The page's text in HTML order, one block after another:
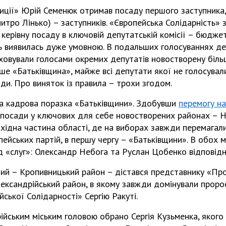
Юрій Семенюк отримав посаду першого
Лінько) – заступників. «Європейська Солідарність»
посаду в ключовій депутатській комісії –
виявилась дуже умовною. В подальших голосуваннях
голосами окремих депутатів новостворену
«Батьківщина», майже всі депутати якої не
Про виняток із правила – трохи згодом.
поразка «Батьківщини». Здобувши перемогу
у ключових для себе новостворених районах –
частина області, де на виборах завжди
партій, в першу чергу – «Батьківщини». В обох
«слуг»: Олександр Небога та Руслан Цобенко
– Кропивницький район – дістався представнику
район, в якому завжди домінували
Солідарності» Сергію Ракуті.
міським головою обрано Сергія Кузьменка, якого